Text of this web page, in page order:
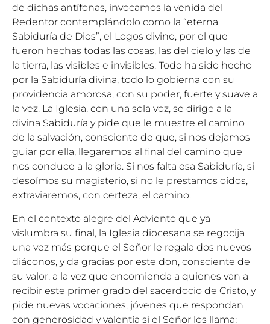
de dichas antífonas, invocamos la venida del
Redentor contemplándolo como la “eterna
Sabiduría de Dios”, el Logos divino, por el que
fueron hechas todas las cosas, las del cielo y las de
la tierra, las visibles e invisibles. Todo ha sido hecho
por la Sabiduría divina, todo lo gobierna con su
providencia amorosa, con su poder, fuerte y suave a
la vez. La Iglesia, con una sola voz, se dirige a la
divina Sabiduría y pide que le muestre el camino
de la salvación, consciente de que, si nos dejamos
guiar por ella, llegaremos al final del camino que
nos conduce a la gloria. Si nos falta esa Sabiduría, si
desoímos su magisterio, si no le prestamos oídos,
extraviaremos, con certeza, el camino.
En el contexto alegre del Adviento que ya
vislumbra su final, la Iglesia diocesana se regocija
una vez más porque el Señor le regala dos nuevos
diáconos, y da gracias por este don, consciente de
su valor, a la vez que encomienda a quienes van a
recibir este primer grado del sacerdocio de Cristo, y
pide nuevas vocaciones, jóvenes que respondan
con generosidad y valentía si el Señor los llama;